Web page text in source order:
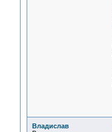
Владислав